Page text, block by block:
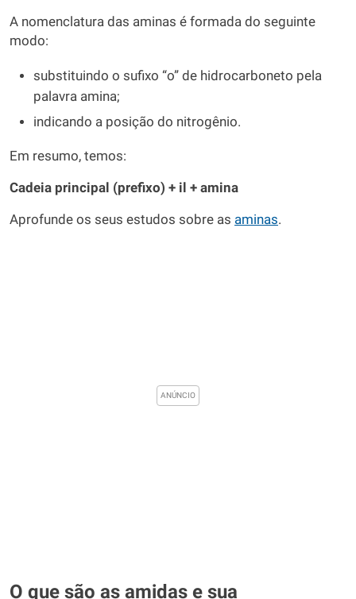
A nomenclatura das aminas é formada do seguinte
modo:
substituindo o sufixo “o” de hidrocarboneto pela
palavra amina;
indicando a posição do nitrogênio.
Em resumo, temos:
Cadeia principal (prefixo) + il + amina
Aprofunde os seus estudos sobre as aminas.
O que são as amidas e sua